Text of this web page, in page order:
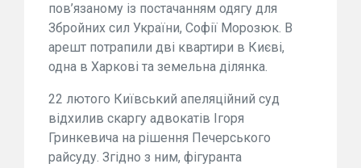
пов’язаному із постачанням одягу для
Збройних сил України, Софії Морозюк. В
арешт потрапили дві квартири в Києві,
одна в Харкові та земельна ділянка.
22 лютого Київський апеляційний суд
відхилив скаргу адвокатів Ігоря
Гринкевича на рішення Печерського
райсуду. Згідно з ним, фігуранта